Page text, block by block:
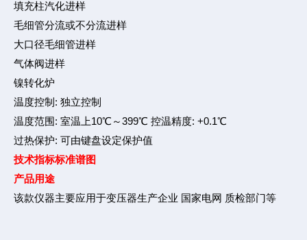
填充柱汽化进样
毛细管分流或不分流进样
大口径毛细管进样
气体阀进样
镍转化炉
温度控制: 独立控制
温度范围: 室温上10℃～399℃ 控温精度: +0.1℃
过热保护: 可由键盘设定保护值
技术指标标准谱图
产品用途
该款仪器主要应用于变压器生产企业 国家电网 质检部门等